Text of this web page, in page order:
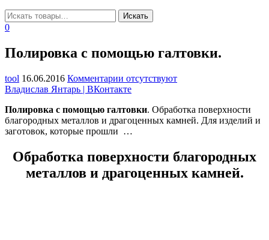
0
Полировка с помощью галтовки.
tool 16.06.2016 Комментарии отсутствуют
Владислав Янтарь | ВКонтакте
Полировка с помощью галтовки. Обработка поверхности
благородных металлов и драгоценных камней. Для изделий и
заготовок, которые прошли …
Обработка поверхности благородных
металлов и драгоценных камней.